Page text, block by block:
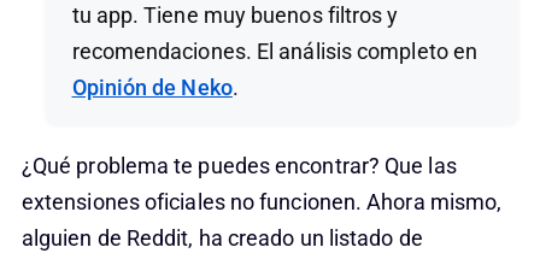
tu app. Tiene muy buenos filtros y
recomendaciones. El análisis completo en
Opinión de Neko.
¿Qué problema te puedes encontrar? Que las
extensiones oficiales no funcionen. Ahora mismo,
alguien de Reddit, ha creado un listado de